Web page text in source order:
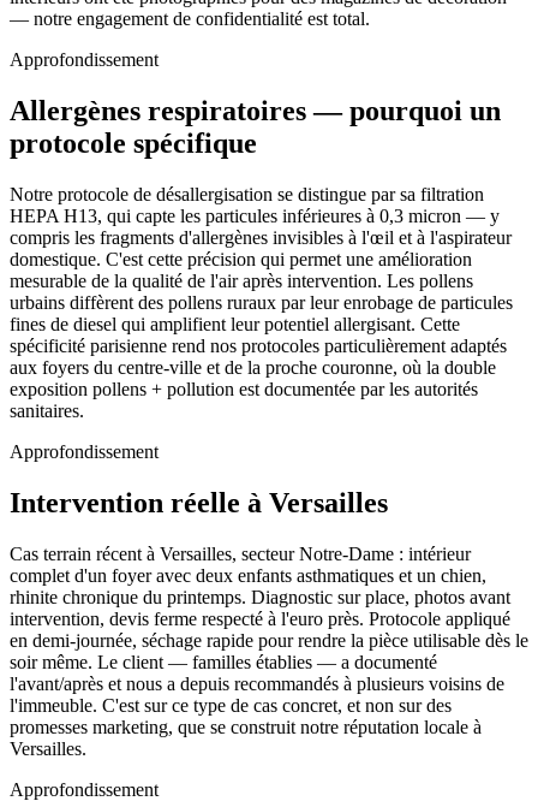
— notre engagement de confidentialité est total.
Approfondissement
Allergènes respiratoires — pourquoi un
protocole spécifique
Notre protocole de désallergisation se distingue par sa filtration
HEPA H13, qui capte les particules inférieures à 0,3 micron — y
compris les fragments d'allergènes invisibles à l'œil et à l'aspirateur
domestique. C'est cette précision qui permet une amélioration
mesurable de la qualité de l'air après intervention. Les pollens
urbains diffèrent des pollens ruraux par leur enrobage de particules
fines de diesel qui amplifient leur potentiel allergisant. Cette
spécificité parisienne rend nos protocoles particulièrement adaptés
aux foyers du centre-ville et de la proche couronne, où la double
exposition pollens + pollution est documentée par les autorités
sanitaires.
Approfondissement
Intervention réelle à Versailles
Cas terrain récent à Versailles, secteur Notre-Dame : intérieur
complet d'un foyer avec deux enfants asthmatiques et un chien,
rhinite chronique du printemps. Diagnostic sur place, photos avant
intervention, devis ferme respecté à l'euro près. Protocole appliqué
en demi-journée, séchage rapide pour rendre la pièce utilisable dès le
soir même. Le client — familles établies — a documenté
l'avant/après et nous a depuis recommandés à plusieurs voisins de
l'immeuble. C'est sur ce type de cas concret, et non sur des
promesses marketing, que se construit notre réputation locale à
Versailles.
Approfondissement